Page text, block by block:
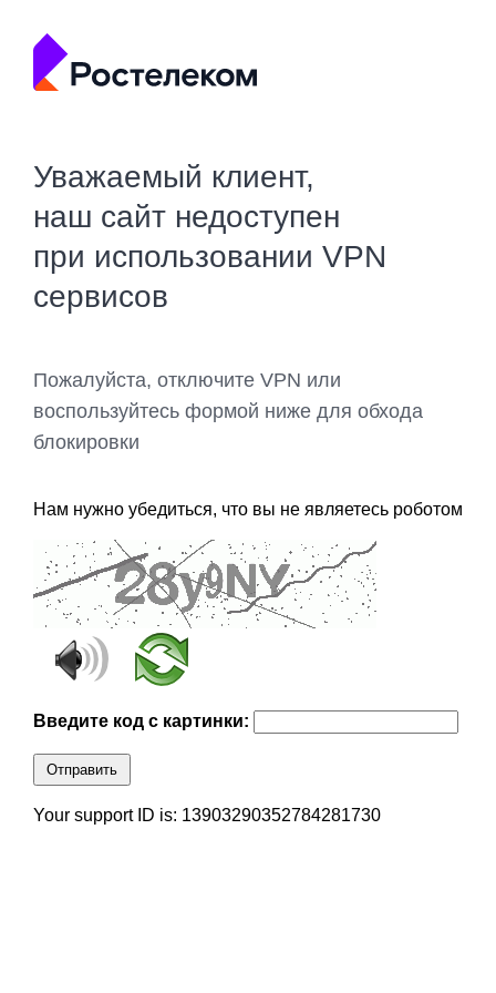
Уважаемый клиент,
наш сайт недоступен
при использовании VPN
сервисов
Пожалуйста, отключите VPN или
воспользуйтесь формой ниже для обхода
блокировки
Нам нужно убедиться, что вы не являетесь роботом
Введите код с картинки:
Отправить
Your support ID is: 13903290352784281730